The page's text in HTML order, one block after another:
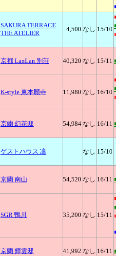
SAKURATERRACE
THE ATELIER
4,500 なし 15/10
京都 LanLan 別荘 40,320 なし 15/11
K-style 東本願寺 11,980 なし 16/10
京蘭 幻花邸 54,984 なし 16/11
ゲストハウス 凛 なし 15/10
京蘭 南山 54,520 なし 16/11
SGR 鴨川 35,200 なし 15/11
京蘭 輝雲邸 41,992 なし 16/11